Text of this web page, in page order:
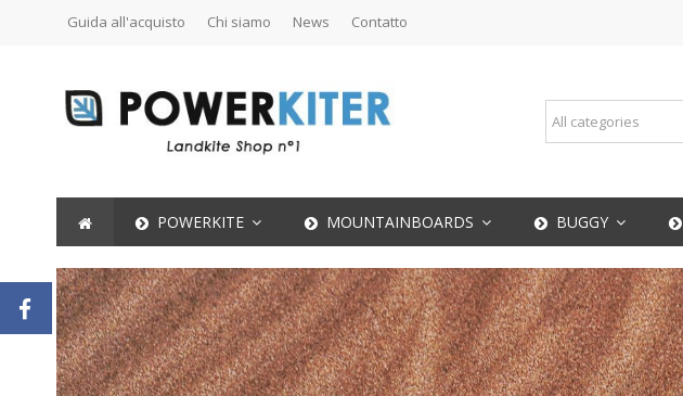
Guida all'acquisto Chi siamo News Contatto
POWERKITE MOUNTAINBOARDS BUGGY